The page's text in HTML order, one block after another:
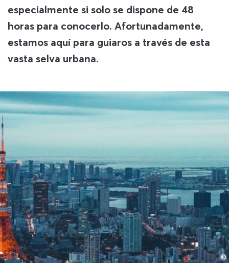
especialmente si solo se dispone de 48
horas para conocerlo. Afortunadamente,
estamos aquí para guiaros a través de esta
vasta selva urbana.
©